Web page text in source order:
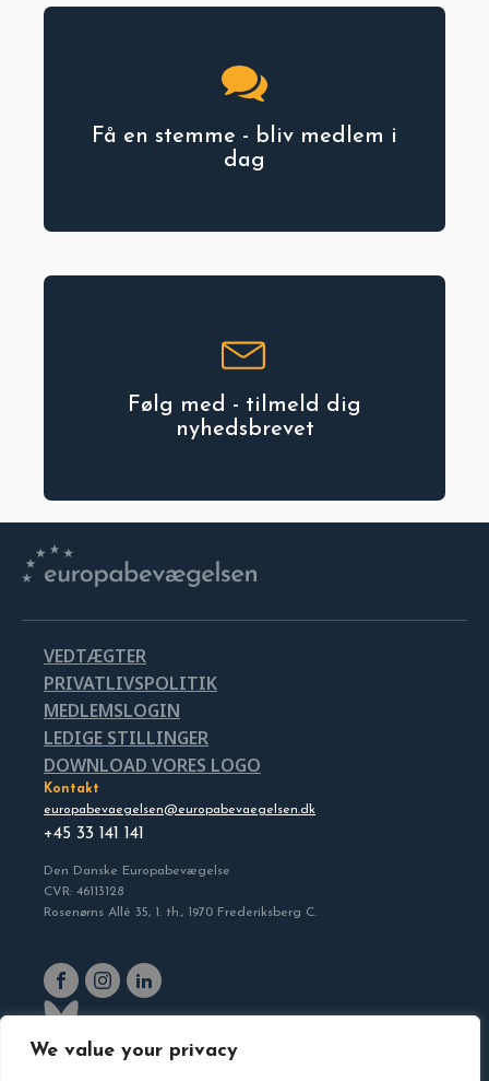
We value your privacy
Få en stemme - bliv medlem i
dag
Følg med - tilmeld dig
nyhedsbrevet
VEDTÆGTER
PRIVATLIVSPOLITIK
MEDLEMSLOGIN
LEDIGE STILLINGER
DOWNLOAD VORES LOGO
Kontakt
europabevaegelsen@europabevaegelsen.dk
+45 33 141 141
Den Danske Europabevægelse
CVR: 46113128
Rosenørns Allé 35, 1. th., 1970 Frederiksberg C.